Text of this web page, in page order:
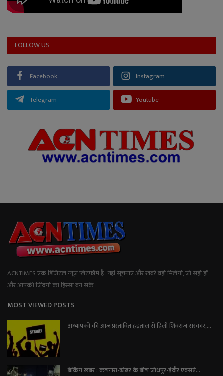
FOLLOW US
Facebook Instagram
Telegram Youtube
ACNTIMES एक डिजिटल न्यूज प्लेटफॉर्म है। यहां सूचनाएं और खबरें वही मिलेंगी, जो सही हों
और आपकी जिंदगी का हिस्सा बन सकें।
MOST VIEWED POSTS
अध्यापकों की आज प्रस्तावित हड़ताल से हिली शिवराज सरकार,...
ब्रेकिंग खबर : कचनारा-ढोढर के बीच जोधपुर-इंदौर एक्सप्रे...